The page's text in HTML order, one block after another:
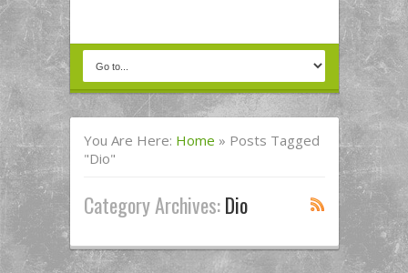
You Are Here: Home » Posts Tagged
"dio"
Category Archives:Dio